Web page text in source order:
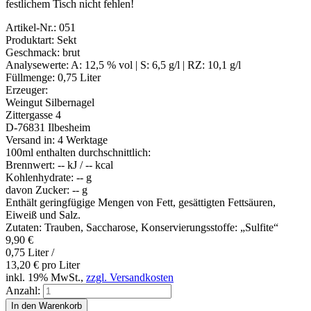
festlichem Tisch nicht fehlen!
Artikel-Nr.: 051
Produktart: Sekt
Geschmack: brut
Analysewerte: A: 12,5 % vol | S: 6,5 g/l | RZ: 10,1 g/l
Füllmenge: 0,75 Liter
Erzeuger:
Weingut Silbernagel
Zittergasse 4
D-76831 Ilbesheim
Versand in: 4 Werktage
100ml enthalten durchschnittlich:
Brennwert: -- kJ / -- kcal
Kohlenhydrate: -- g
davon Zucker: -- g
Enthält geringfügige Mengen von Fett, gesättigten Fettsäuren,
Eiweiß und Salz.
Zutaten: Trauben, Saccharose, Konservierungsstoffe: „Sulfite“
9,90 €
0,75 Liter /
13,20 € pro Liter
inkl. 19% MwSt., zzgl. Versandkosten
Anzahl: